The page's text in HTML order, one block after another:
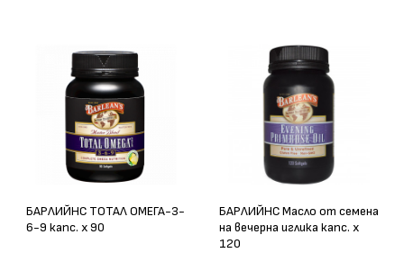
БАРЛИЙНС ТОТАЛ ОМЕГА-3-
6-9 капс. х 90
БАРЛИЙНС Масло от семена
на вечерна иглика капс. х
120